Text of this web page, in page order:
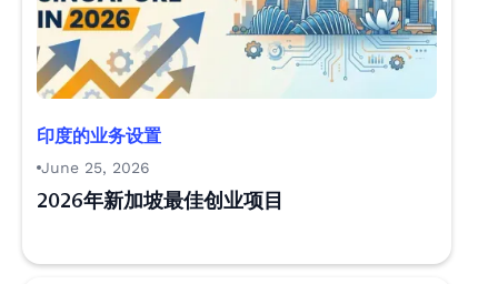
印度的业务设置
June 25, 2026
2026年新加坡最佳创业项目